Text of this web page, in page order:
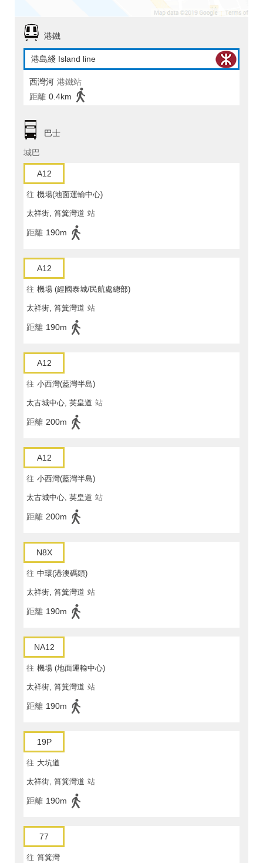
港鐵
港島綫 Island line
西灣河 港鐵站
距離 0.4km
巴士
城巴
A12
往 機場(地面運輸中心)
太祥街, 筲箕灣道 站
距離 190m
A12
往 機場 (經國泰城/民航處總部)
太祥街, 筲箕灣道 站
距離 190m
A12
往 小西灣(藍灣半島)
太古城中心, 英皇道 站
距離 200m
A12
往 小西灣(藍灣半島)
太古城中心, 英皇道 站
距離 200m
N8X
往 中環(港澳碼頭)
太祥街, 筲箕灣道 站
距離 190m
NA12
往 機場 (地面運輸中心)
太祥街, 筲箕灣道 站
距離 190m
19P
往 大坑道
太祥街, 筲箕灣道 站
距離 190m
77
往 筲箕灣